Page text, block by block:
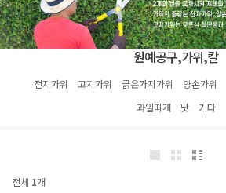
원예공구,가위,칼
전지가위 고지가위 굵은가지가위 양손가위
과일따개
낫 기타
전체 1개